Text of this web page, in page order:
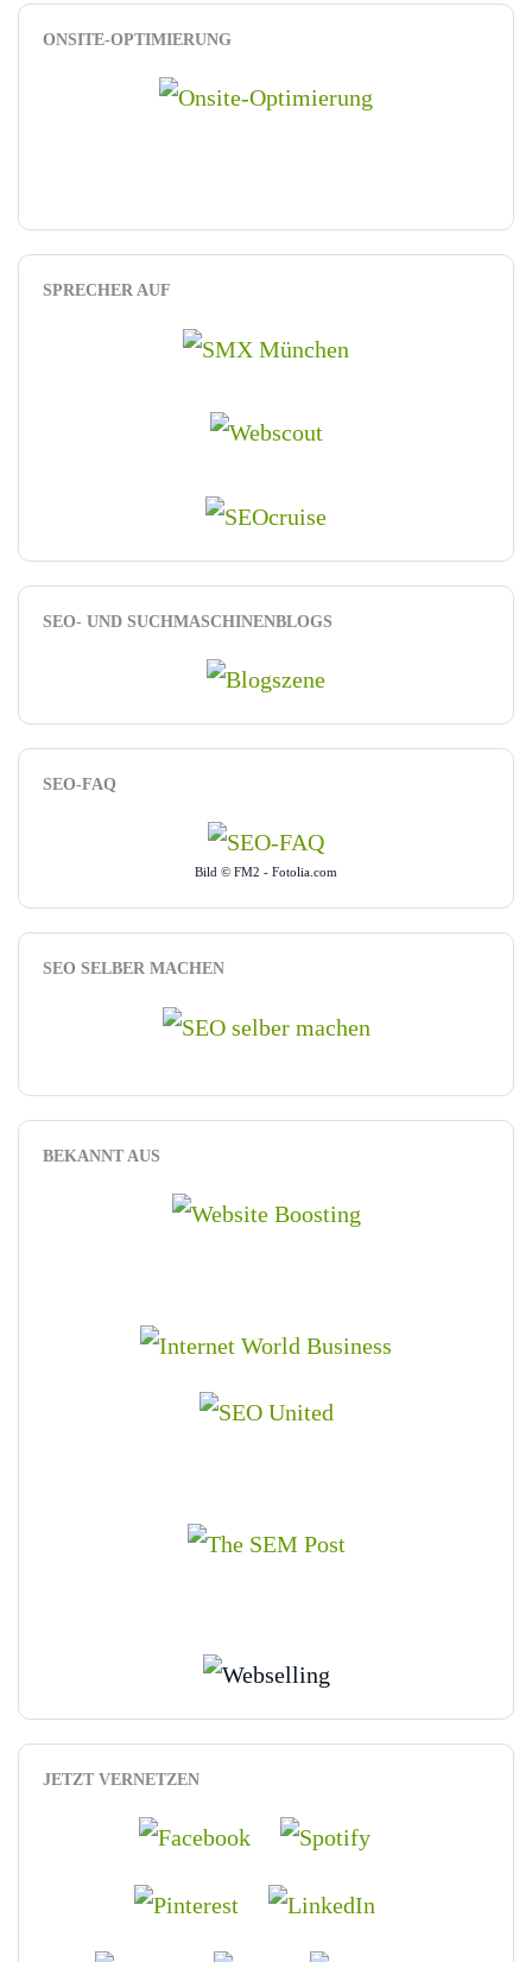
ONSITE-OPTIMIERUNG
SPRECHER AUF
SEO- UND SUCHMASCHINENBLOGS
SEO-FAQ
Bild © FM2 - Fotolia.com
SEO SELBER MACHEN
BEKANNT AUS
JETZT VERNETZEN